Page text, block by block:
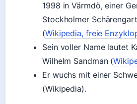
1998 in Värmdö, einer
Stockholmer
(Wikipedia, freie
Sein voller Name lautet
Wilhelm Sandman (
Er wuchs mit einer
(Wikipedia).